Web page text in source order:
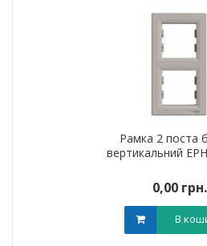
Рамка 2 поста
вертикальний
0,00 грн.
В